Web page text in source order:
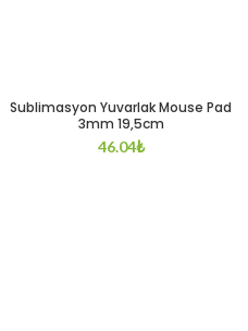
Sublimasyon Yuvarlak Mouse Pad
3mm 19,5cm
46.04₺